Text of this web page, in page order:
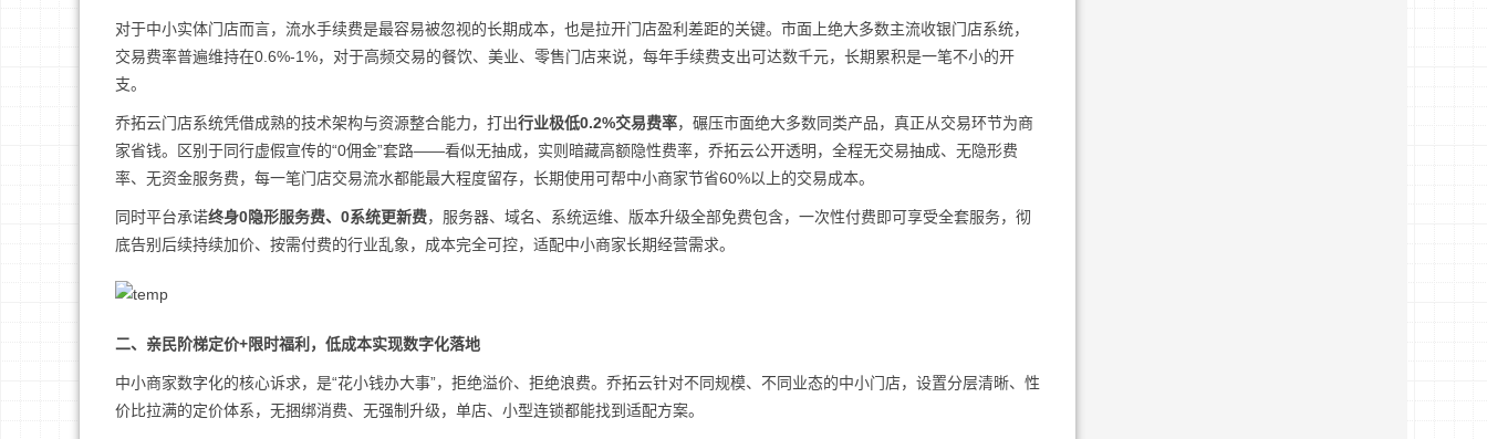
对于中小实体门店而言，流水手续费是最容易被忽视的长期成本，也是拉开门店盈利差距的关键。市面上绝大多数主流收银门店系统，
交易费率普遍维持在0.6%-1%，对于高频交易的餐饮、美业、零售门店来说，每年手续费支出可达数千元，长期累积是一笔不小的开
支。
乔拓云门店系统凭借成熟的技术架构与资源整合能力，打出行业极低0.2%交易费率，碾压市面绝大多数同类产品，真正从交易环节为商
家省钱。区别于同行虚假宣传的“0佣金”套路——看似无抽成，实则暗藏高额隐性费率，乔拓云公开透明，全程无交易抽成、无隐形费
率、无资金服务费，每一笔门店交易流水都能最大程度留存，长期使用可帮中小商家节省60%以上的交易成本。
同时平台承诺终身0隐形服务费、0系统更新费，服务器、域名、系统运维、版本升级全部免费包含，一次性付费即可享受全套服务，彻
底告别后续持续加价、按需付费的行业乱象，成本完全可控，适配中小商家长期经营需求。
二、亲民阶梯定价+限时福利，低成本实现数字化落地
中小商家数字化的核心诉求，是“花小钱办大事”，拒绝溢价、拒绝浪费。乔拓云针对不同规模、不同业态的中小门店，设置分层清晰、性
价比拉满的定价体系，无捆绑消费、无强制升级，单店、小型连锁都能找到适配方案。